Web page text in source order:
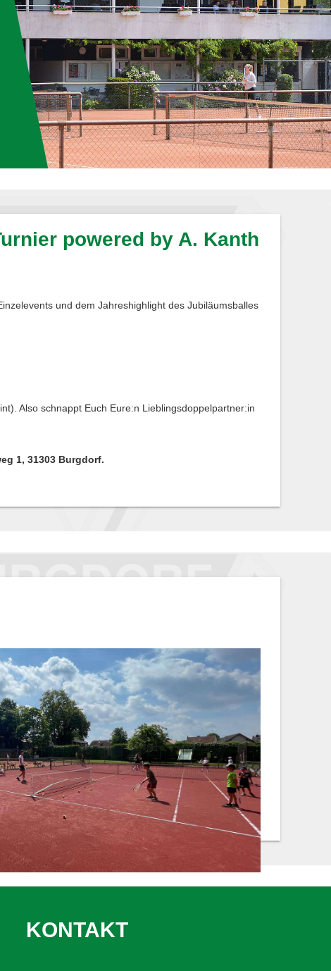
powered by A. Kanth
und dem Jahreshighlight des Jubiläumsballes
Also schnappt Euch Eure:n Lieblingsdoppelpartner:in
1, 31303 Burgdorf.
KONTAKT